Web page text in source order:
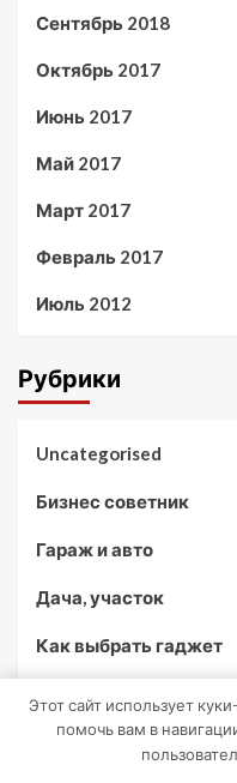
Сентябрь 2018
Октябрь 2017
Июнь 2017
Май 2017
Март 2017
Февраль 2017
Июль 2012
Рубрики
Uncategorised
Бизнес советник
Гараж и авто
Дача, участок
Как выбрать гаджет
Ремонт и отделка
Этот сайт использует
помочь вам в